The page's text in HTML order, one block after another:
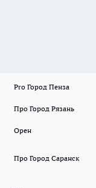
Pro Город Пенза
Про Город Рязань
Орен
Про Город Саранск